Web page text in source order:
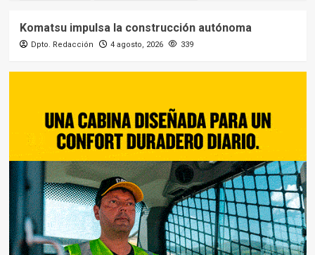
Komatsu impulsa la construcción autónoma
Dpto. Redacción 4 agosto, 2026 339